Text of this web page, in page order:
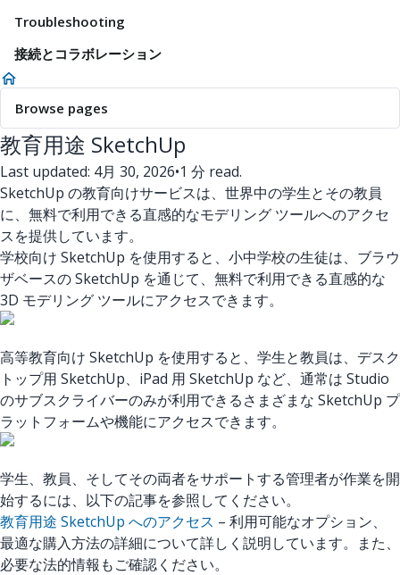
Troubleshooting
接続とコラボレーション
Browse pages
教育用途 SketchUp
Last updated: 4月 30, 2026•1 分 read.
SketchUp の教育向けサービスは、世界中の学生とその教員
に、無料で利用できる直感的なモデリング ツールへのアクセ
スを提供しています。
学校向け SketchUp を使用すると、小中学校の生徒は、ブラウ
ザベースの SketchUp を通じて、無料で利用できる直感的な
3D モデリング ツールにアクセスできます。
高等教育向け SketchUp を使用すると、学生と教員は、デスク
トップ用 SketchUp、iPad 用 SketchUp など、通常は Studio
のサブスクライバーのみが利用できるさまざまな SketchUp プ
ラットフォームや機能にアクセスできます。
学生、教員、そしてその両者をサポートする管理者が作業を開
始するには、以下の記事を参照してください。
教育用途 SketchUp へのアクセス – 利用可能なオプション、
最適な購入方法の詳細について詳しく説明しています。また、
必要な法的情報もご確認ください。